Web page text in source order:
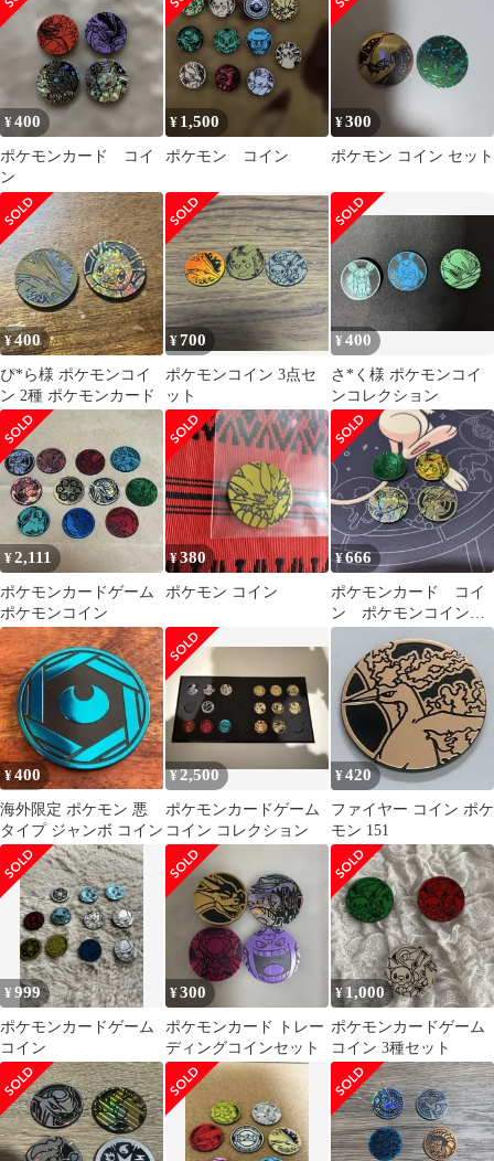
¥400
ポケモンカード コイ
ン
¥ 1,500
ポケモン コイン
¥300
ポケモン コイン セット
¥400
ぴ*ら様 ポケモンコイ
ン 2種 ポケモンカード
¥700
ポケモンコイン 3点セ
ット
¥400
さ*く様 ポケモンコイ
ンコレクション
¥2,111
ポケモンカードゲーム
ポケモンコイン
¥380
ポケモン コイン
¥666
ポケモンカード コイ
ン ポケモンコインコ
レクション
¥400
海外限定 ポケモン 悪
タイプ ジャンボ コイン
¥2,500
ポケモンカードゲーム
コイン コレクション
¥420
ファイヤー コイン ポケ
モン 151
¥999
ポケモンカードゲーム
コイン
¥300
ポケモンカード トレー
ディングコインセット
¥ 1,000
ポケモンカードゲーム
コイン 3種セット